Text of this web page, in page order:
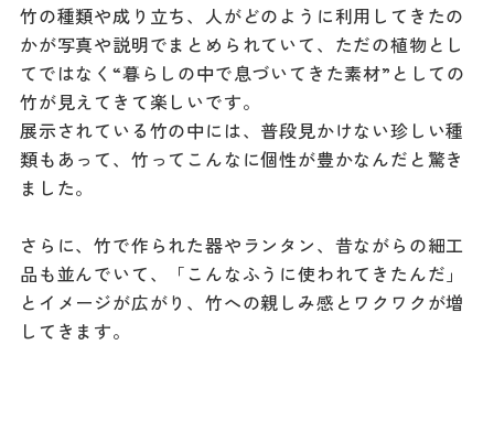
竹の種類や成り立ち、人がどのように利用してきたの
かが写真や説明でまとめられていて、ただの植物とし
てではなく“暮らしの中で息づいてきた素材”としての
竹が見えてきて楽しいです。
展示されている竹の中には、普段見かけない珍しい種
類もあって、竹ってこんなに個性が豊かなんだと驚き
ました。
さらに、竹で作られた器やランタン、昔ながらの細工
品も並んでいて、「こんなふうに使われてきたんだ」
とイメージが広がり、竹への親しみ感とワクワクが増
してきます。